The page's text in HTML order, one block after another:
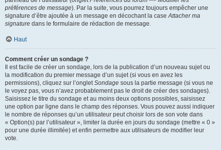
préférences de message). Par la suite, vous pourrez toujours empêcher une
signature d’être ajoutée à un message en décochant la caseAttacher ma
signature dans le formulaire de rédaction de message.
Haut
Comment créer un sondage ?
Il est facile de créer un sondage, lors de la publication d’un nouveau sujet ou
la modification du premier message d’un sujet (si vous en avez les
permissions), cliquez sur l’ongletSondage sous la partie message (si vous ne
le voyez pas, vous n’avez probablement pas le droit de créer des sondages).
Saisissez le titre du sondage et au moins deux options possibles, saisissez
une option par ligne dans le champ des réponses. Vous pouvez aussi indiquer
le nombre de réponses qu’un utilisateur peut choisir lors de son vote dans
« Option(s) par l’utilisateur », limiter la durée en jours du sondage (mettre « 0 »
pour une durée illimitée) et enfin permettre aux utilisateurs de modifier leur
vote.